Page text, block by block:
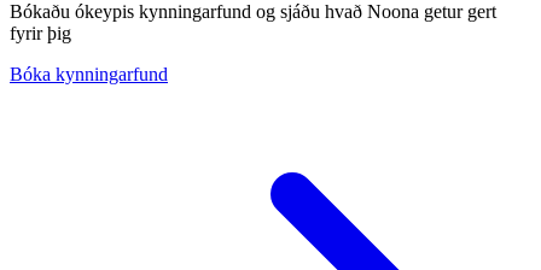
Bókaðu ókeypis kynningarfund og sjáðu hvað Noona getur gert
fyrir þig
Bóka kynningarfund